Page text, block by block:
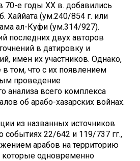
70-е годы XX в. добавились
Хаййата (ум.240/854 г. или
ал-Куфи (ум.314/927).
последних двух авторов
в датировку и
имен их участников. Однако,
в том, что с их появлением
проведение
анализа всего комплекса
об арабо-хазарских войнах.
из названных источников
22/642 и 119/737 гг.,
арабов на территорию
одновременно